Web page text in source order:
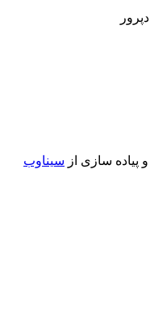
پیاده سازی از سیناوب